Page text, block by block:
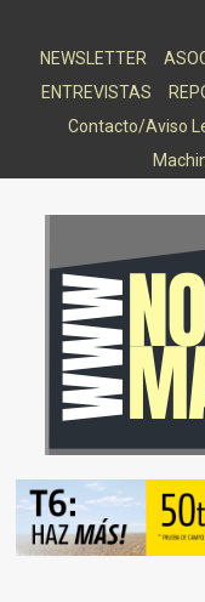
NEWSLETTER
ENTREVISTAS
Contacto/Aviso